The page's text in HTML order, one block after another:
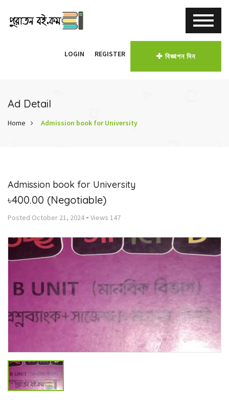
LOGIN REGISTER বিজ্ঞাপন দিন
Ad Detail
Home Admission book for University
Admission book for University
৳400.00 (Negotiable)
Posted October 21, 2024 - Views 147